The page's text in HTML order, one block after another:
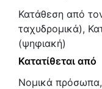
Κατάθεση από
ταχυδρομικά),
(ψηφιακή)
Κατατίθεται από
Νομικά